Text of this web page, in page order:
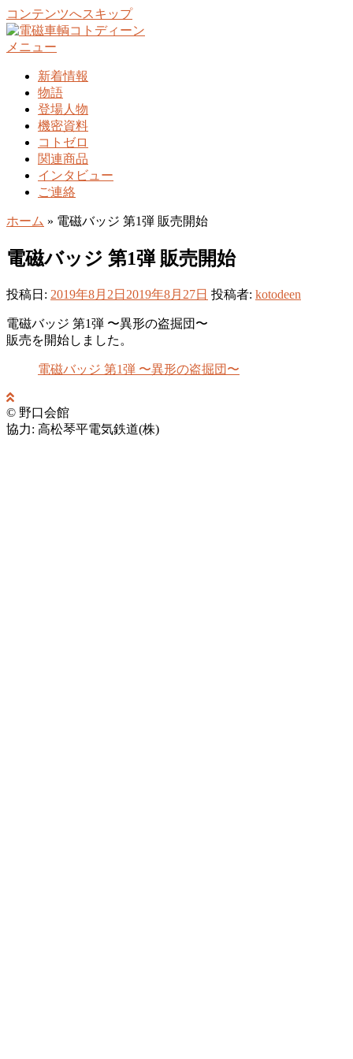
コンテンツへスキップ
メニュー
新着情報
物語
登場人物
機密資料
コトゼロ
関連商品
インタビュー
ご連絡
ホーム » 電磁バッジ 第1弾 販売開始
電磁バッジ 第1弾 販売開始
投稿日: 2019年8月2日 2019年8月27日 投稿者: kotodeen
電磁バッジ 第1弾 〜異形の盗掘団〜
販売を開始しました。
電磁バッジ 第1弾 〜異形の盗掘団〜
© 野口会館
協力: 高松琴平電気鉄道(株)